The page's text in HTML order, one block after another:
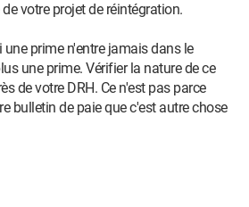
votre projet de réintégration.
prime n'entre jamais dans le
une prime. Vérifier la nature de ce
de votre DRH. Ce n'est pas parce
bulletin de paie que c'est autre chose